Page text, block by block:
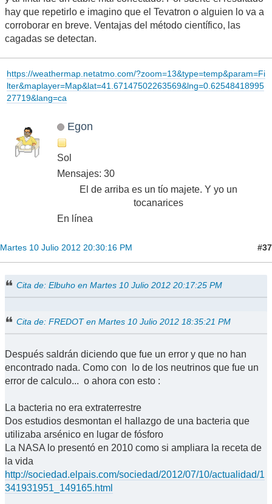
hay que repetirlo e imagino que el Tevatron o alguien lo va a
corroborar en breve. Ventajas del método científico, las
cagadas se detectan.
https://weathermap.netatmo.com/?zoom=13&type=temp&param=Fi
lter&maplayer=Map&lat=41.67147502263569&lng=0.62548418995
27719&lang=ca
Egon
Sol
Mensajes: 30
El de arriba es un tío majete. Y yo un
tocanarices
En línea
Martes 10 Julio 2012 20:30:16 PM #37
Cita de: Elbuho en Martes 10 Julio 2012 20:17:25 PM
Cita de: FREDOT en Martes 10 Julio 2012 18:35:21 PM
Después saldrán diciendo que fue un error y que no han
encontrado nada. Como con lo de los neutrinos que fue un
error de calculo... o ahora con esto :
La bacteria no era extraterrestre
Dos estudios desmontan el hallazgo de una bacteria que
utilizaba arsénico en lugar de fósforo
La NASA lo presentó en 2010 como si ampliara la receta de
la vida
http://sociedad.elpais.com/sociedad/2012/07/10/actualidad/1
341931951_149165.html